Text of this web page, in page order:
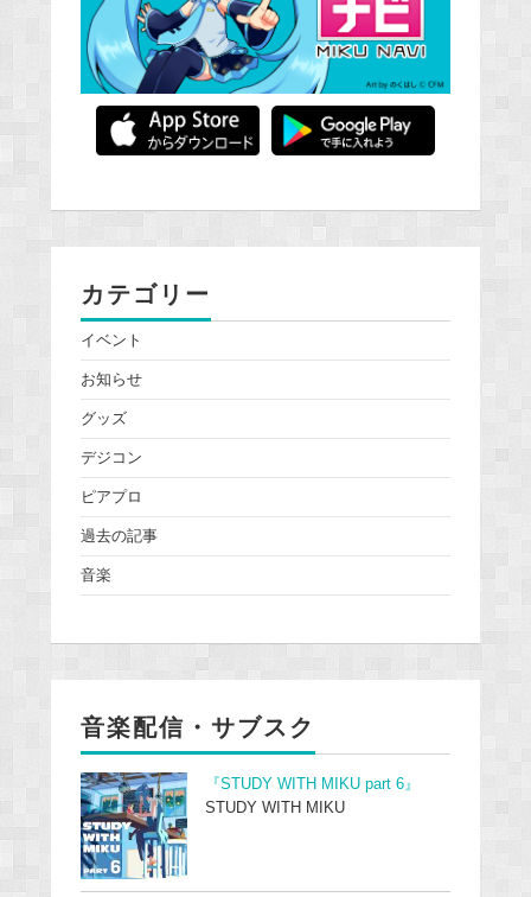
カテゴリー
イベント
お知らせ
グッズ
デジコン
ピアプロ
過去の記事
音楽
音楽配信・サブスク
『STUDY WITH MIKU part 6』
STUDY WITH MIKU